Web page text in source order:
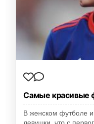
Самые красивые
В женском футболе